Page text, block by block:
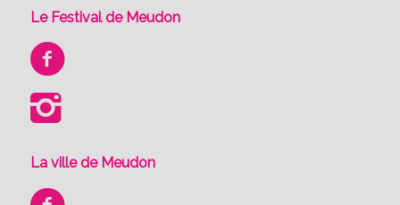
Le Festival de Meudon
La ville de Meudon